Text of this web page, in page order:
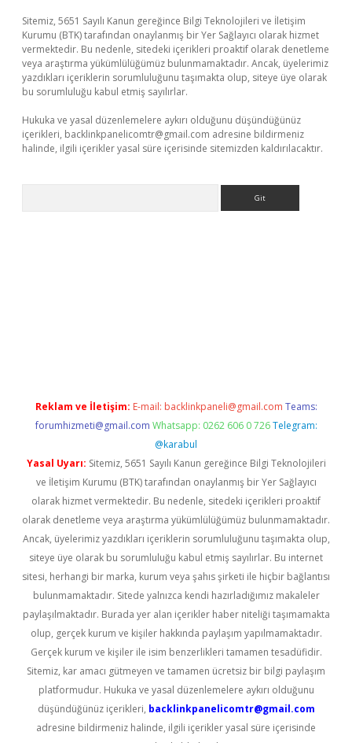
Sitemiz, 5651 Sayılı Kanun gereğince Bilgi Teknolojileri ve İletişim
Kurumu (BTK) tarafından onaylanmış bir Yer Sağlayıcı olarak hizmet
vermektedir. Bu nedenle, sitedeki içerikleri proaktif olarak denetleme
veya araştırma yükümlülüğümüz bulunmamaktadır. Ancak, üyelerimiz
yazdıkları içeriklerin sorumluluğunu taşımakta olup, siteye üye olarak
bu sorumluluğu kabul etmiş sayılırlar.
Hukuka ve yasal düzenlemelere aykırı olduğunu düşündüğünüz
içerikleri, backlinkpanelicomtr@gmail.com adresine bildirmeniz
halinde, ilgili içerikler yasal süre içerisinde sitemizden kaldırılacaktır.
Reklam ve İletişim: E-mail: backlinkpaneli@gmail.com Teams:
forumhizmeti@gmail.com Whatsapp: 0262 606 0 726 Telegram:
@karabul
Yasal Uyarı: Sitemiz, 5651 Sayılı Kanun gereğince Bilgi Teknolojileri
ve İletişim Kurumu (BTK) tarafından onaylanmış bir Yer Sağlayıcı
olarak hizmet vermektedir. Bu nedenle, sitedeki içerikleri proaktif
olarak denetleme veya araştırma yükümlülüğümüz bulunmamaktadır.
Ancak, üyelerimiz yazdıkları içeriklerin sorumluluğunu taşımakta olup,
siteye üye olarak bu sorumluluğu kabul etmiş sayılırlar. Bu internet
sitesi, herhangi bir marka, kurum veya şahıs şirketi ile hiçbir bağlantısı
bulunmamaktadır. Sitede yalnızca kendi hazırladığımız makaleler
paylaşılmaktadır. Burada yer alan içerikler haber niteliği taşımamakta
olup, gerçek kurum ve kişiler hakkında paylaşım yapılmamaktadır.
Gerçek kurum ve kişiler ile isim benzerlikleri tamamen tesadüfidir.
Sitemiz, kar amacı gütmeyen ve tamamen ücretsiz bir bilgi paylaşım
platformudur. Hukuka ve yasal düzenlemelere aykırı olduğunu
düşündüğünüz içerikleri, backlinkpanelicomtr@gmail.com
adresine bildirmeniz halinde, ilgili içerikler yasal süre içerisinde